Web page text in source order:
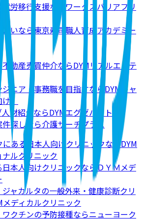
労移行支援ならワークスバリアフリ
いなら東京寿司職人育成アカデミー
動産売買仲介ならDYMリアルエステ
ニア・事務職を目指すならDYMキャ
）
材紹介ならDYMエグゼパート
探しなら介護サーチプラス
ある日本人向けクリニックならDYM
ルクリニック
本人向けクリニックならＤＹＭメデ
ャカルタの一般外来・健康診断クリ
メディカルクリニック
クチンの予防接種ならニューヨーク